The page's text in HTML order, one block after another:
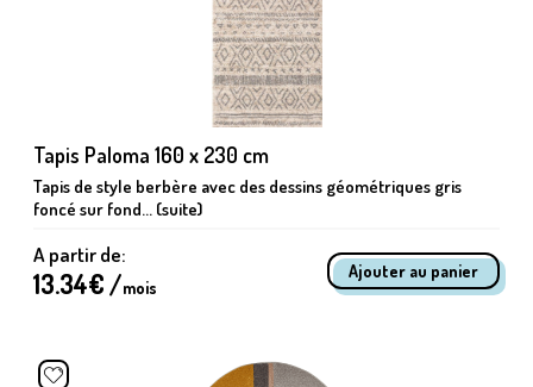
Tapis Paloma 160 x 230 cm
Tapis de style berbère avec des dessins géométriques gris
foncé sur fond... (suite)
A partir de:
13.34€ /mois